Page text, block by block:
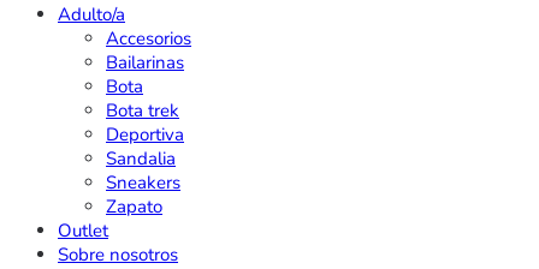
Adulto/a
Accesorios
Bailarinas
Bota
Bota trek
Deportiva
Sandalia
Sneakers
Zapato
Outlet
Sobre nosotros